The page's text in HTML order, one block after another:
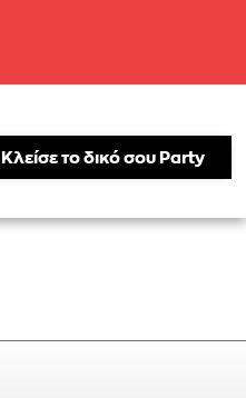
Κλείσε το δικό σου Party